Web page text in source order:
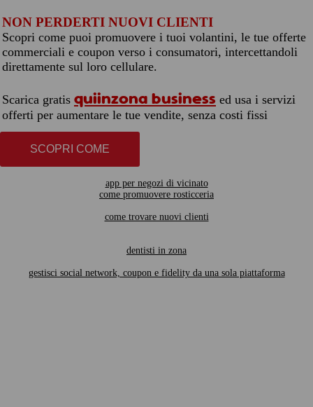
NON PERDERTI NUOVI CLIENTI
Scopri come puoi promuovere i tuoi volantini, le tue offerte
commerciali e coupon verso i consumatori, intercettandoli
direttamente sul loro cellulare.
Scarica gratis quiinzona business ed usa i servizi
offerti per aumentare le tue vendite, senza costi fissi
SCOPRI COME
app per negozi di vicinato
come promuovere rosticceria
come trovare nuovi clienti
dentisti in zona
gestisci social network, coupon e fidelity da una sola piattaforma